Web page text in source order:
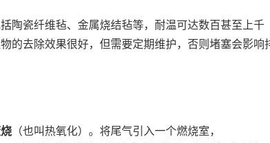
陶瓷纤维毡、金属烧结毡等，耐温可达数百甚至上千
的去除效果很好，但需要定期维护，否则堵塞会影响
（也叫热氧化）。将尾气引入一个燃烧室，